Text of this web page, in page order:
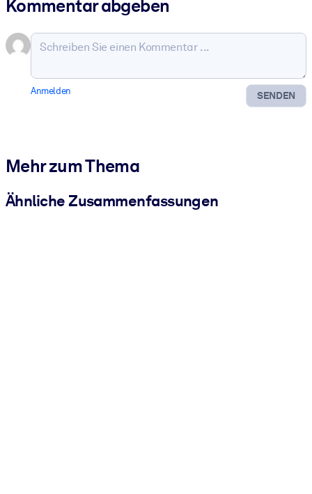
Kommentar abgeben
SENDEN
Anmelden
Mehr zum Thema
Ähnliche Zusammenfassungen